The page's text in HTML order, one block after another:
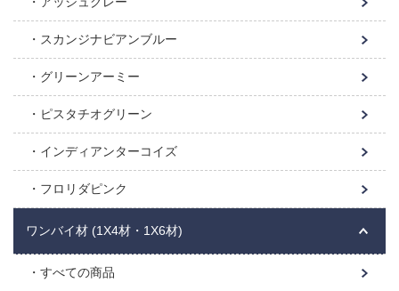
スカンジナビアンブルー
グリーンアーミー
ピスタチオグリーン
インディアンターコイズ
フロリダピンク
ワンバイ材 (1X4材・1X6材)
すべての商品